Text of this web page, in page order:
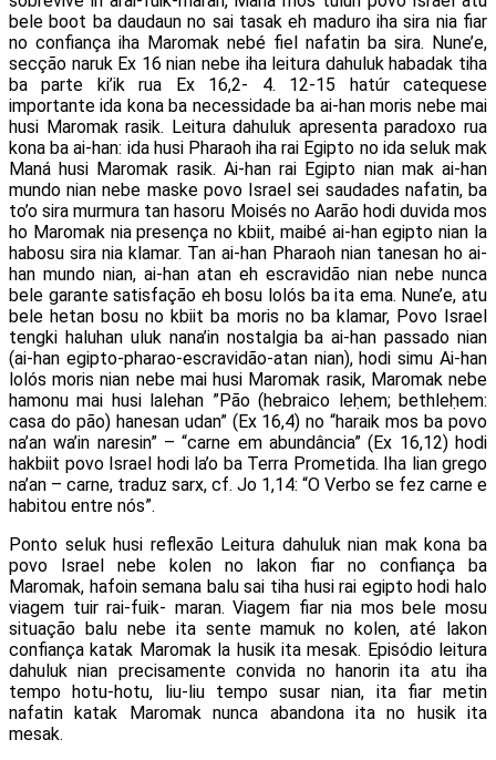
bele boot ba daudaun no sai tasak eh maduro iha sira nia fiar
no confiança iha Maromak nebé fiel nafatin ba sira. Nune’e,
secção naruk Ex 16 nian nebe iha leitura dahuluk habadak tiha
ba parte ki’ik rua Ex 16,2- 4. 12-15 hatúr catequese
importante ida kona ba necessidade ba ai-han moris nebe mai
husi Maromak rasik. Leitura dahuluk apresenta paradoxo rua
kona ba ai-han: ida husi Pharaoh iha rai Egipto no ida seluk mak
Maná husi Maromak rasik. Ai-han rai Egipto nian mak ai-han
mundo nian nebe maske povo Israel sei saudades nafatin, ba
to’o sira murmura tan hasoru Moisés no Aarão hodi duvida mos
ho Maromak nia presença no kbiit, maibé ai-han egipto nian la
habosu sira nia klamar. Tan ai-han Pharaoh nian tanesan ho ai-
han mundo nian, ai-han atan eh escravidão nian nebe nunca
bele garante satisfação eh bosu lolós ba ita ema. Nune’e, atu
bele hetan bosu no kbiit ba moris no ba klamar, Povo Israel
tengki haluhan uluk nana’in nostalgia ba ai-han passado nian
(ai-han egipto-pharao-escravidão-atan nian), hodi simu Ai-han
lolós moris nian nebe mai husi Maromak rasik, Maromak nebe
hamonu mai husi lalehan ”Pão (hebraico leḥem; bethleḥem:
casa do pão) hanesan udan” (Ex 16,4) no “haraik mos ba povo
na’an wa’in naresin” – “carne em abundância” (Ex 16,12) hodi
hakbiit povo Israel hodi la’o ba Terra Prometida. Iha lian grego
na’an – carne, traduz sarx, cf. Jo 1,14: “O Verbo se fez carne e
habitou entre nós”.
Ponto seluk husi reflexão Leitura dahuluk nian mak kona ba
povo Israel nebe kolen no lakon fiar no confiança ba
Maromak, hafoin semana balu sai tiha husi rai egipto hodi halo
viagem tuir rai-fuik- maran. Viagem fiar nia mos bele mosu
situação balu nebe ita sente mamuk no kolen, até lakon
confiança katak Maromak la husik ita mesak. Episódio leitura
dahuluk nian precisamente convida no hanorin ita atu iha
tempo hotu-hotu, liu-liu tempo susar nian, ita fiar metin
nafatin katak Maromak nunca abandona ita no husik ita
mesak.